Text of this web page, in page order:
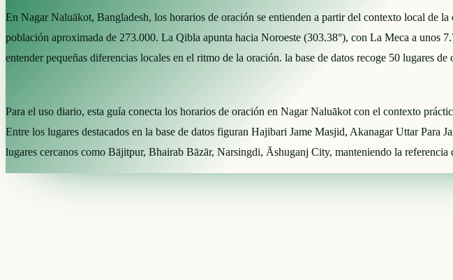
En Nagar Naluākot, Bangladesh, los horarios de oración se entienden a partir del contexto local de
población aproximada de 273.000. La Qibla apunta hacia Noroeste (303.38°), con La Meca a
entender pequeñas diferencias locales en el ritmo de la oración. la base de datos recoge 50 lugares
Para el uso diario, esta guía conecta los horarios de oración en Nagar Naluākot con el contexto
Entre los lugares destacados en la base de datos figuran Hajibari Jame Masjid, Akanagar Uttar
lugares cercanos como Bājitpur, Bhairab Bāzār, Narsingdi, Āshuganj City, manteniendo la